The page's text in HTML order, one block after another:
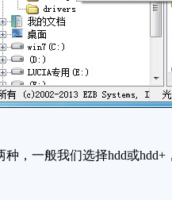
，一般我们选择hdd或hdd+